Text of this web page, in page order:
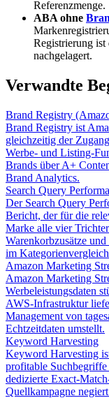
Referenzmenge.
ABA ohne
Registrierung ist
nachgelagert.
Verwandte
Brand Registry
Brand Registry ist
gleichzeitig der
Werbe- und Listing-
Brands über A+
Brand Analytics.
Search Query
Der Search Query
Bericht, der für die
Marke alle vier
Warenkorbzusätze
im
Amazon Marketing
Amazon Marketing
Werbeleistungsdaten
AWS-Infrastruktur
Management von
Echtzeitdaten umstellt.
Keyword Harvesting
Keyword Harvesting
profitable
dedizierte Exact-
Quellkampagne